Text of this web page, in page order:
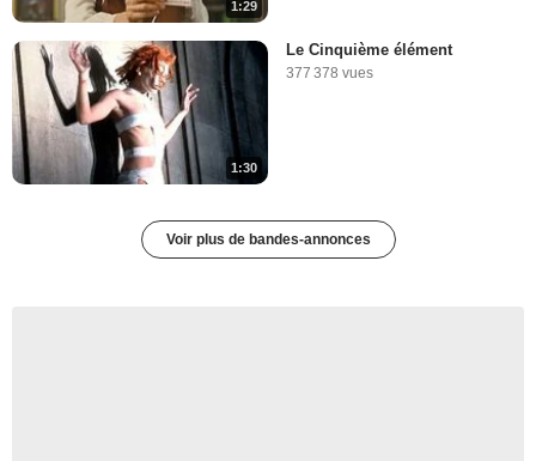
1:29
1:30
Le Cinquième élément
377 378 vues
Voir plus de bandes-annonces